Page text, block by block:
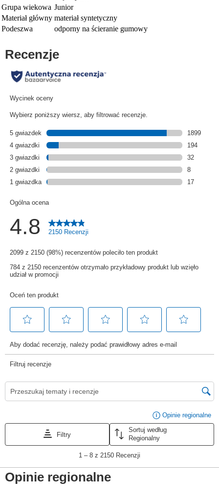
Grupa wiekowa Junior
Materiał główny materiał syntetyczny
Podeszwa
odporny na ścieranie gumowy